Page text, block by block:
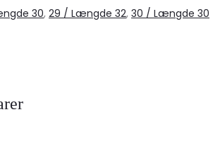
30, 29 / Længde 32, 30 / Længde 30